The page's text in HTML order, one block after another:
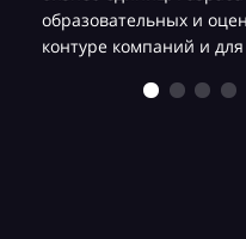
образовательных и
контуре компаний и